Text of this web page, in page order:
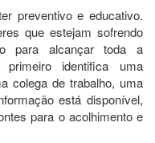
preventivo e educativo.
que estejam sofrendo
para alcançar toda a
identifica uma
colega de trabalho, uma
está disponível,
para o acolhimento e